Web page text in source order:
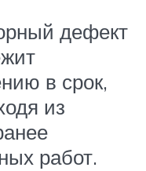
дефект
в срок,
из
работ.